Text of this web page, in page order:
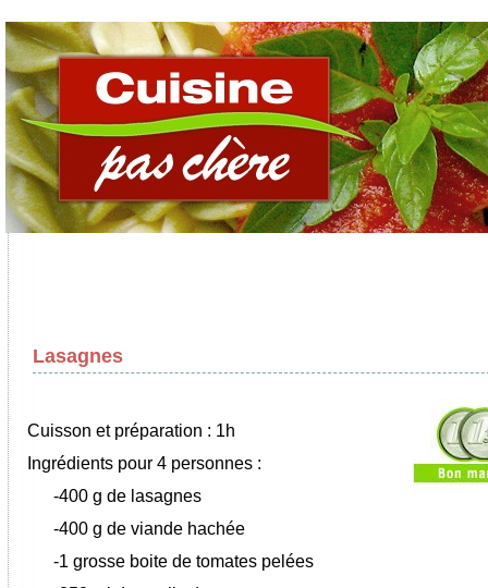
Lasagnes
Cuisson et préparation : 1h
Ingrédients pour 4 personnes :
-400 g de lasagnes
-400 g de viande hachée
-1 grosse boite de tomates pelées